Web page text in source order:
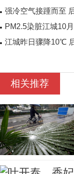
强冷空气接踵而至
PM2.5染脏江城10
江城昨日骤降10℃
相关推荐